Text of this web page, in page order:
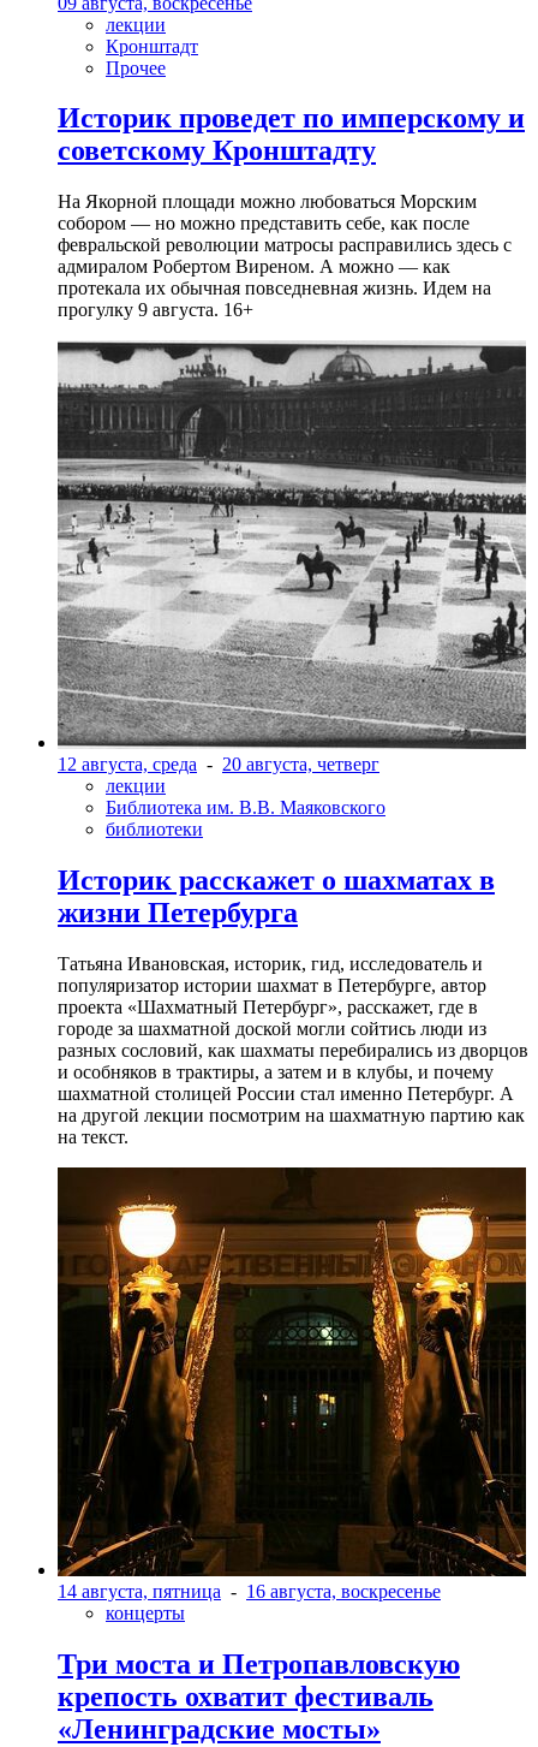
лекции
Кронштадт
Прочее
Историк проведет по имперскому и
советскому Кронштадту
На Якорной площади можно любоваться Морским
собором — но можно представить себе, как после
февральской революции матросы расправились здесь с
адмиралом Робертом Виреном. А можно — как
протекала их обычная повседневная жизнь. Идем на
прогулку 9 августа. 16+
12 августа, среда - 20 августа, четверг
лекции
Библиотека им. В.В. Маяковского
библиотеки
Историк расскажет о шахматах в
жизни Петербурга
Татьяна Ивановская, историк, гид, исследователь и
популяризатор истории шахмат в Петербурге, автор
проекта «Шахматный Петербург», расскажет, где в
городе за шахматной доской могли сойтись люди из
разных сословий, как шахматы перебирались из дворцов
и особняков в трактиры, а затем и в клубы, и почему
шахматной столицей России стал именно Петербург. А
на другой лекции посмотрим на шахматную партию как
на текст.
14 августа, пятница - 16 августа, воскресенье
концерты
Три моста и Петропавловскую
крепость охватит фестиваль
«Ленинградские мосты»